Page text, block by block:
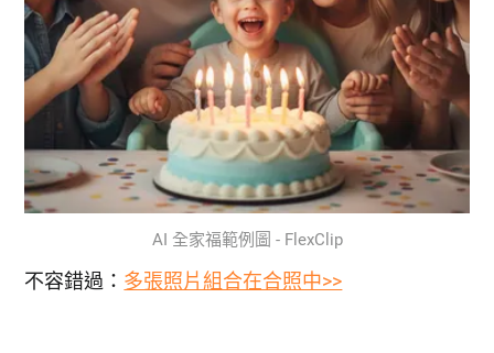
AI 全家福範例圖 - FlexClip
不容錯過： 多張照片組合在合照中>>